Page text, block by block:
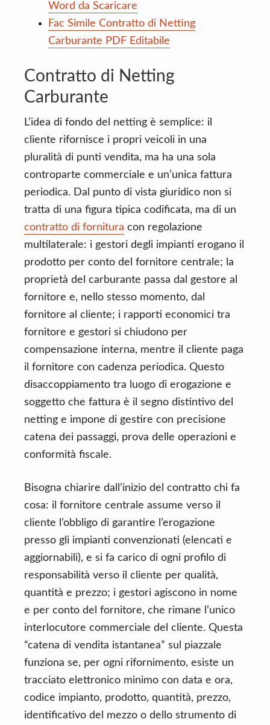
Word da Scaricare
Fac Simile Contratto di Netting
Carburante PDF Editabile
Contratto di Netting
Carburante
L’idea di fondo del netting è semplice: il
cliente rifornisce i propri veicoli in una
pluralità di punti vendita, ma ha una sola
controparte commerciale e un’unica fattura
periodica. Dal punto di vista giuridico non si
tratta di una figura tipica codificata, ma di un
contratto di fornitura con regolazione
multilaterale: i gestori degli impianti erogano il
prodotto per conto del fornitore centrale; la
proprietà del carburante passa dal gestore al
fornitore e, nello stesso momento, dal
fornitore al cliente; i rapporti economici tra
fornitore e gestori si chiudono per
compensazione interna, mentre il cliente paga
il fornitore con cadenza periodica. Questo
disaccoppiamento tra luogo di erogazione e
soggetto che fattura è il segno distintivo del
netting e impone di gestire con precisione
catena dei passaggi, prova delle operazioni e
conformità fiscale.
Bisogna chiarire dall’inizio del contratto chi fa
cosa: il fornitore centrale assume verso il
cliente l’obbligo di garantire l’erogazione
presso gli impianti convenzionati (elencati e
aggiornabili), e si fa carico di ogni profilo di
responsabilità verso il cliente per qualità,
quantità e prezzo; i gestori agiscono in nome
e per conto del fornitore, che rimane l’unico
interlocutore commerciale del cliente. Questa
“catena di vendita istantanea” sul piazzale
funziona se, per ogni rifornimento, esiste un
tracciato elettronico minimo con data e ora,
codice impianto, prodotto, quantità, prezzo,
identificativo del mezzo o dello strumento di